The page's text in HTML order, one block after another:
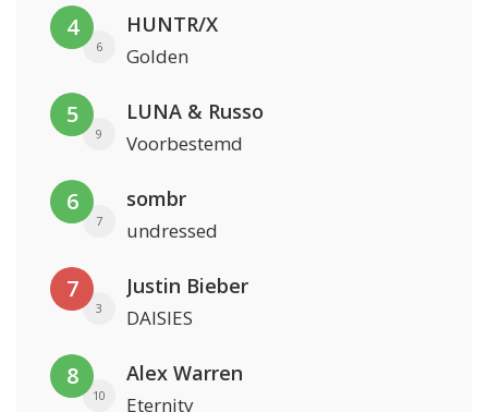
4
6
HUNTR/X
Golden
5
9
LUNA & Russo
Voorbestemd
6
7
sombr
undressed
7
3
Justin Bieber
DAISIES
8
10
Alex Warren
Eternity